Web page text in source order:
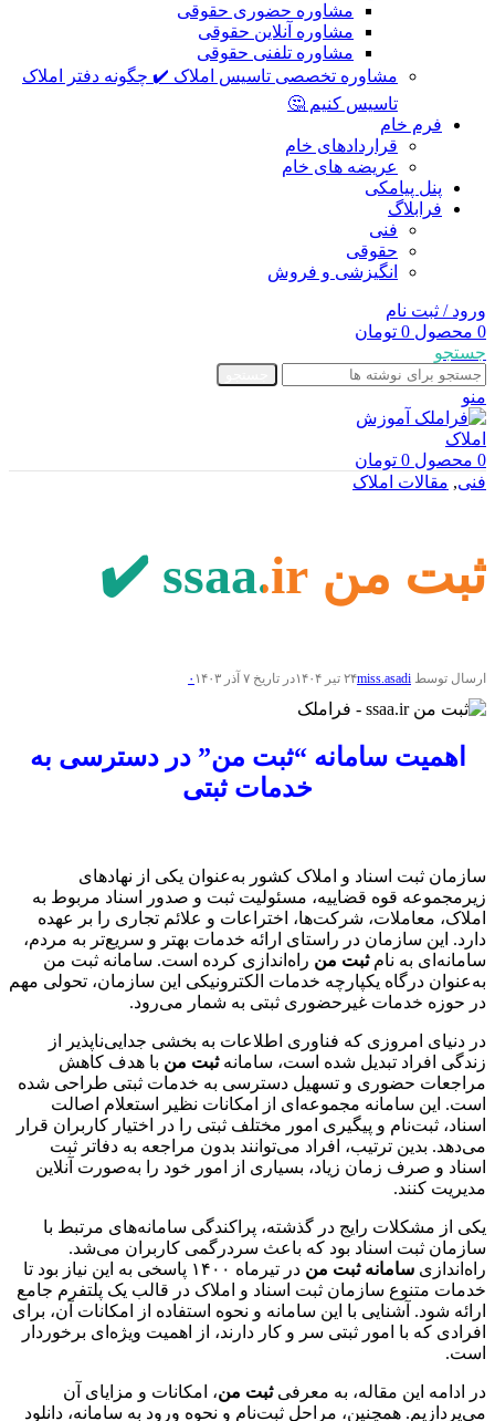
مشاوره حضوری حقوقی
مشاوره آنلاین حقوقی
مشاوره تلفنی حقوقی
مشاوره تخصصی تاسیس املاک ✔️ چگونه دفتر املاک
تاسیس کنیم 🤔
فرم خام
قراردادهای خام
عریضه های خام
پنل پیامکی
فرابلاگ
فنی
حقوقی
انگیزشی و فروش
ورود / ثبت نام
0 محصول 0 تومان
جستجو
منو
0 محصول 0 تومان
فنی, مقالات املاک
ثبت من ssaa.ir ✔️
ارسال توسط miss.asadi۲۴ تیر ۱۴۰۴ در تاریخ ۷ آذر ۱۴۰۳ ۰
اهمیت سامانه “ثبت من” در دسترسی به
خدمات ثبتی
سازمان ثبت اسناد و املاک کشور به‌عنوان یکی از نهادهای
زیرمجموعه قوه قضاییه، مسئولیت ثبت و صدور اسناد مربوط به
املاک، معاملات، شرکت‌ها، اختراعات و علائم تجاری را بر عهده
دارد. این سازمان در راستای ارائه خدمات بهتر و سریع‌تر به مردم،
سامانه‌ای به نامثبت من راه‌اندازی کرده است. سامانه ثبت من
به‌عنوان درگاه یکپارچه خدمات الکترونیکی این سازمان، تحولی مهم
در حوزه خدمات غیرحضوری ثبتی به شمار می‌رود.
در دنیای امروزی که فناوری اطلاعات به بخشی جدایی‌ناپذیر از
زندگی افراد تبدیل شده است، سامانهثبت من با هدف کاهش
مراجعات حضوری و تسهیل دسترسی به خدمات ثبتی طراحی شده
است. این سامانه مجموعه‌ای از امکانات نظیر استعلام اصالت
اسناد، ثبت‌نام و پیگیری امور مختلف ثبتی را در اختیار کاربران قرار
می‌دهد. بدین ترتیب، افراد می‌توانند بدون مراجعه به دفاتر ثبت
اسناد و صرف زمان زیاد، بسیاری از امور خود را به‌صورت آنلاین
مدیریت کنند.
یکی از مشکلات رایج در گذشته، پراکندگی سامانه‌های مرتبط با
سازمان ثبت اسناد بود که باعث سردرگمی کاربران می‌شد.
راه‌اندازی سامانه ثبت من
در تیرماه ۱۴۰۰ پاسخی به این نیاز بود تا
خدمات متنوع سازمان ثبت اسناد و املاک در قالب یک پلتفرم جامع
ارائه شود. آشنایی با این سامانه و نحوه استفاده از امکانات آن، برای
افرادی که با امور ثبتی سر و کار دارند، از اهمیت ویژه‌ای برخوردار
است.
در ادامه این مقاله، به معرفیثبت من، امکانات و مزایای آن
می‌پردازیم. همچنین، مراحل ثبت‌نام و نحوه ورود به سامانه، دانلود